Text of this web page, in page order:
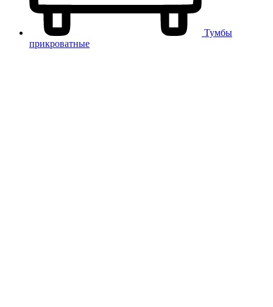
Тумбы
прикроватные